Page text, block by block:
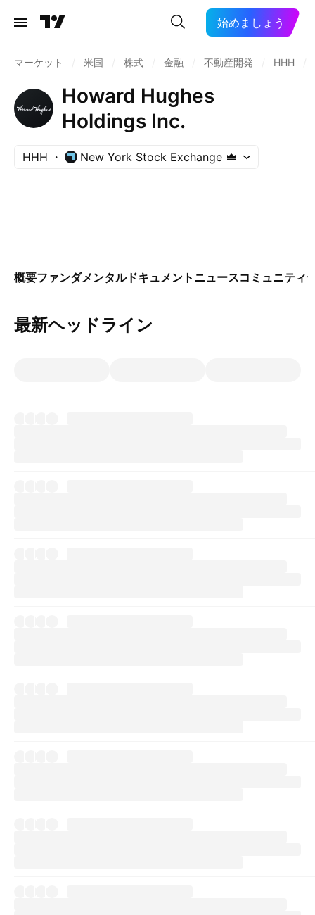
始めましょう
マーケット 米国 株式 金融 不動産開発 HHH
Howard Hughes
Holdings Inc.
HHH New York Stock Exchange
概要ファンダメンタルドキュメント ニュースコミュニティ
最新ヘッドライン